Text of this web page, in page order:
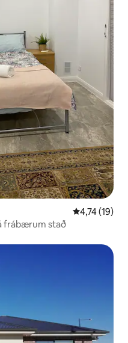
4,74 af 5 í
4,74 (19)
frábærum stað